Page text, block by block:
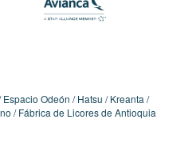
Espacio Odeón Hatsu
Kreanta
Fábrica de Licores de Antioquia